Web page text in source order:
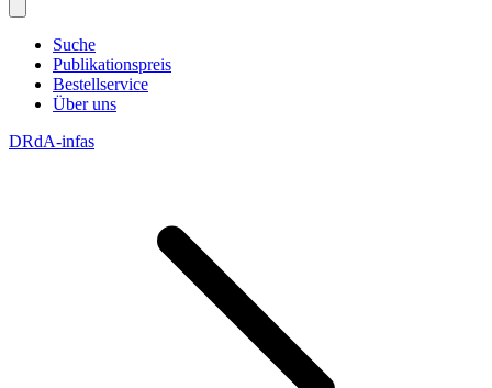
Suche
Publikationspreis
Bestellservice
Über uns
DRdA-infas